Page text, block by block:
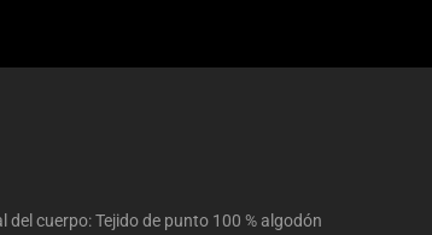
del cuerpo: Tejido de punto 100 % algodón